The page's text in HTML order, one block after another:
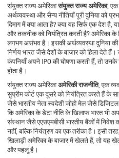
संयुक्त राज्य अमेरिकासंयुक्त राज्य अमेरिका, एक
अर्थव्यवस्था और सैन्य नीतियाँ पूरी दुनिया को
दिमाग में क्या आता है? क्या यह सिर्फ एक देश है,
और तकनीक को नियंत्रित करती है? अमेरिका के
लगभग असंभव है। इसकी अर्थव्यवस्था दुनिया
निर्णय भारत जैसे देशों के बाजार को हिला देते
कंपनियाँ अपने IPO की घोषणा करती हैं, तो उनके
होता है।
संयुक्त राज्य अमेरिकाअमेरिकी राजनीति, एक
सुप्रीम कोर्ट एक दूसरे को नियंत्रित करते हैंके
जैसे भारतीय नेता स्वदेशी जोहो मेल जैसे
कि अमेरिका के डेटा नीति के खिलाफ भारत भी
संस्थान जैसे एएसएमबीसी भारतीय बैंकों में निवेश
नहीं, बल्कि नियंत्रण का एक तरीका है। इसी
खिलाड़ी अमेरिका के बाजार में खेलते हैं, तो यह
और पहलू है।